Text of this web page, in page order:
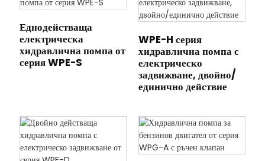
Еднодействаща
електрическа
хидравлична помпа от
серия WPE-S
WPE-H серия
хидравлична помпа с
електрическо
задвижване, двойно/
единично действие